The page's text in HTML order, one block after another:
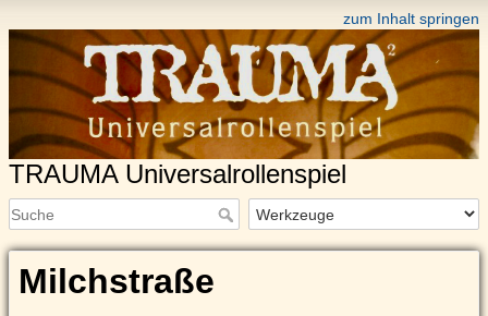
zum Inhalt springen
TRAUMA Universalrollenspiel
Milchstraße